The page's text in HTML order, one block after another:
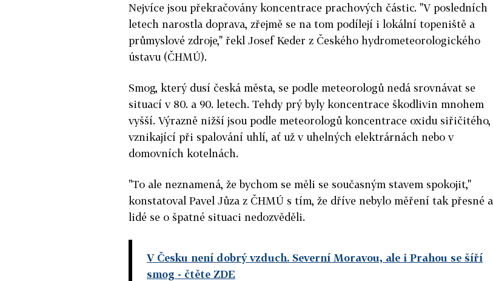
Nejvíce jsou překračovány koncentrace prachových částic. "V posledních
letech narostla doprava, zřejmě se na tom podílejí i lokální topeniště a
průmyslové zdroje," řekl Josef Keder z Českého hydrometeorologického
ústavu (ČHMÚ).
Smog, který dusí česká města, se podle meteorologů nedá srovnávat se
situací v 80. a 90. letech. Tehdy prý byly koncentrace škodlivin mnohem
vyšší. Výrazně nižší jsou podle meteorologů koncentrace oxidu siřičitého,
vznikající při spalování uhlí, ať už v uhelných elektrárnách nebo v
domovních kotelnách.
"To ale neznamená, že bychom se měli se současným stavem spokojit,"
konstatoval Pavel Jůza z ČHMÚ s tím, že dříve nebylo měření tak přesné a
lidé se o špatné situaci nedozvěděli.
V Česku není dobrý vzduch. Severní Moravou, ale i Prahou se šíří
smog - čtěte ZDE